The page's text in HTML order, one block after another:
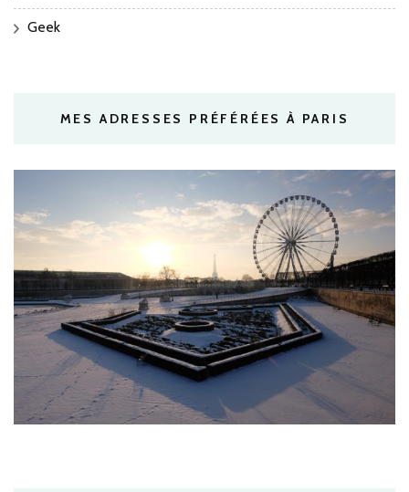
Geek
MES ADRESSES PRÉFÉRÉES À PARIS